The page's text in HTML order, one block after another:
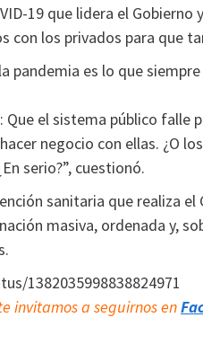
19 que lidera el
con los privados para que
pandemia es lo que
el sistema público falle
negocio con ellas. ¿O
serio?”, cuestionó.
sanitaria que realiza
masiva, ordenada y,
1382035998838824971
invitamos a seguirnos en